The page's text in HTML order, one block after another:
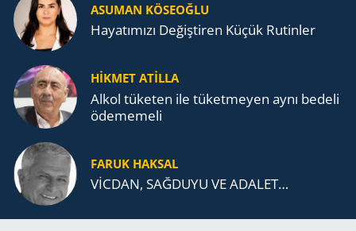
ASUMAN KÖSEOĞLU
Ha­ya­tı­mı­zı De­ğiş­ti­ren Küçük Ru­tin­ler
HİKMET ATİLLA
Alkol tü­ke­ten ile tü­ket­me­yen aynı be­de­li
öde­me­me­li
FARUK HAKSAL
VİCDAN, SAĞ­DU­YU VE ADA­LET…